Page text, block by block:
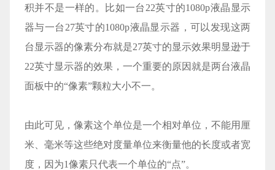
积并不是一样的。比如一台22英寸的1080p液晶显示
器与一台27英寸的1080p液晶显示器，可以发现这两
台显示器的像素分布就是27英寸的显示效果明显逊于
22英寸显示器的效果，一个重要的原因就是两台液晶
面板中的“像素”颗粒大小不一。
由此可见，像素这个单位是一个相对单位，不能用厘
米、毫米等这些绝对度量单位来衡量他的长度或者宽
度，因为1像素只代表一个单位的“点”。